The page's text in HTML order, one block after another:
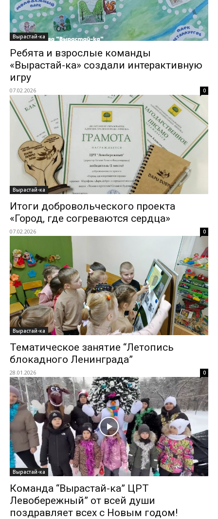
Вырастай-ка
Ребята и взрослые команды
«Вырастай-ка» создали интерактивную
игру
07.02.2026 0
Вырастай-ка
Итоги добровольческого проекта
«Город, где согреваются сердца»
07.02.2026 0
Вырастай-ка
Тематическое занятие “Летопись
блокадного Ленинграда”
28.01.2026 0
Вырастай-ка
Команда “Вырастай-ка” ЦРТ
Левобережный” от всей души
поздравляет всех с Новым годом!